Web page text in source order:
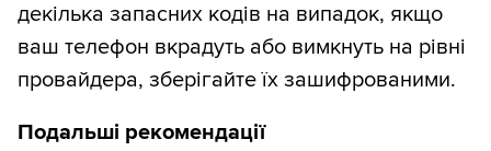
декілька запасних кодів на випадок, якщо
ваш телефон вкрадуть або вимкнуть на рівні
провайдера, зберігайте їх зашифрованими.
Подальші рекомендації